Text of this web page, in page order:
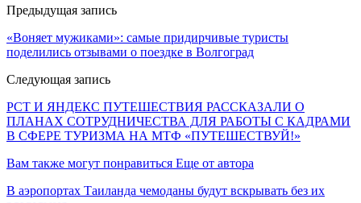
Предыдущая запись
«Воняет мужиками»: самые придирчивые туристы
поделились отзывами о поездке в Волгоград
Следующая запись
РСТ И ЯНДЕКС ПУТЕШЕСТВИЯ РАССКАЗАЛИ О
ПЛАНАХ СОТРУДНИЧЕСТВА ДЛЯ РАБОТЫ С КАДРАМИ
В СФЕРЕ ТУРИЗМА НА МТФ «ПУТЕШЕСТВУЙ!»
Вам также могут понравиться Еще от автора
В аэропортах Таиланда чемоданы будут вскрывать без их